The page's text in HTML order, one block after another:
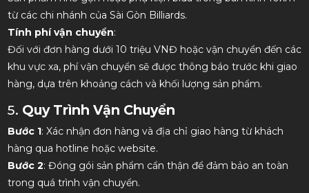
từ các chi nhánh của Sài Gòn Billiards.
Tính phí vận chuyển:
Đối với đơn hàng dưới 10 triệu VNĐ hoặc vận chuyển đến các
khu vực xa, phí vận chuyển sẽ được thông báo trước khi giao
hàng, dựa trên khoảng cách và khối lượng sản phẩm.
5. Quy Trình Vận Chuyển
Bước 1: Xác nhận đơn hàng và địa chỉ giao hàng từ khách
hàng qua hotline hoặc website.
Bước 2: Đóng gói sản phẩm cẩn thận để đảm bảo an toàn
trong quá trình vận chuyển.